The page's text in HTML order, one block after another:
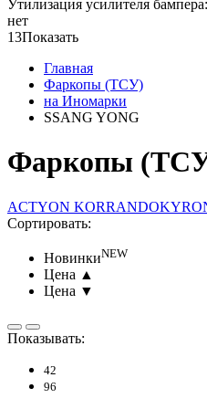
Утилизация усилителя бампера:
нет
13Показать
Главная
Фаркопы (ТСУ)
на Иномарки
SSANG YONG
Фаркопы
ACTYON KORRANDO
Сортировать:
НовинкиNEW
Цена ▲
Цена ▼
Показывать:
42
96